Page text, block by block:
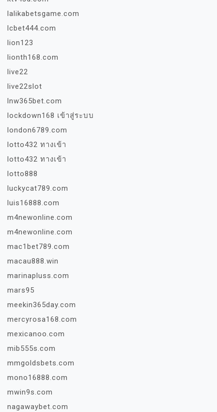
lalikabetsgame.com
lcbet444.com
lion123
lionth168.com
live22
live22slot
lnw365bet.com
lockdown168 เข้าสู่ระบบ
london6789.com
lotto432 ทางเข้า
lotto432 ทางเข้า
lotto888
luckycat789.com
luis16888.com
m4newonline.com
m4newonline.com
mac1bet789.com
macau888.win
marinapluss.com
mars95
meekin365day.com
mercyrosa168.com
mexicanoo.com
mib555s.com
mmgoldsbets.com
mono16888.com
mwin9s.com
nagawaybet.com